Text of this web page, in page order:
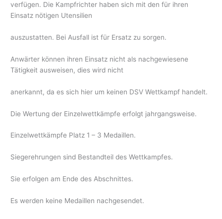
verfügen. Die Kampfrichter haben sich mit den für ihren
Einsatz nötigen Utensilien
auszustatten. Bei Ausfall ist für Ersatz zu sorgen.
Anwärter können ihren Einsatz nicht als nachgewiesene
Tätigkeit ausweisen, dies wird nicht
anerkannt, da es sich hier um keinen DSV Wettkampf handelt.
Die Wertung der Einzelwettkämpfe erfolgt jahrgangsweise.
Einzelwettkämpfe Platz 1 – 3 Medaillen.
Siegerehrungen sind Bestandteil des Wettkampfes.
Sie erfolgen am Ende des Abschnittes.
Es werden keine Medaillen nachgesendet.